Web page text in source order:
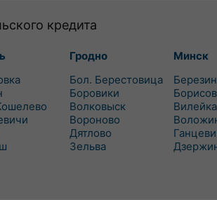
кредита
Гродно
Бол. Берестовица
Боровики
Волковыск
Вороново
Дятлово
Зельва
Минск
Борисов
Вилейка